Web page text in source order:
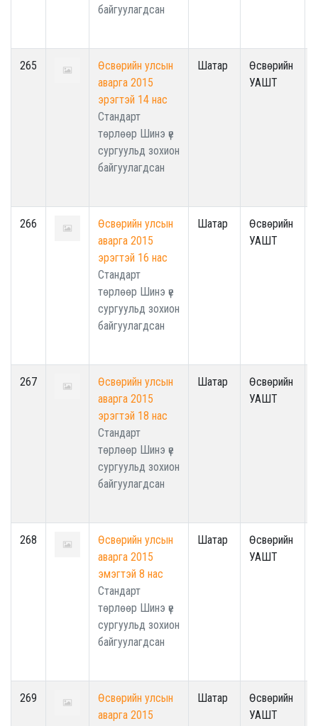
байгуулагдсан
265
Өсвөрийн улсын
аварга 2015
эрэгтэй 14 нас
Стандарт
төрлөөр Шинэ үе
сургуульд зохион
байгуулагдсан
Шатар
Өсвөрийн
УАШТ
266
Өсвөрийн улсын
аварга 2015
эрэгтэй 16 нас
Стандарт
төрлөөр Шинэ үе
сургуульд зохион
байгуулагдсан
Шатар
Өсвөрийн
УАШТ
267
Өсвөрийн улсын
аварга 2015
эрэгтэй 18 нас
Стандарт
төрлөөр Шинэ үе
сургуульд зохион
байгуулагдсан
Шатар
Өсвөрийн
УАШТ
268
Өсвөрийн улсын
аварга 2015
эмэгтэй 8 нас
Стандарт
төрлөөр Шинэ үе
сургуульд зохион
байгуулагдсан
Шатар
Өсвөрийн
УАШТ
269
Өсвөрийн улсын
аварга 2015
Шатар
Өсвөрийн
УАШТ